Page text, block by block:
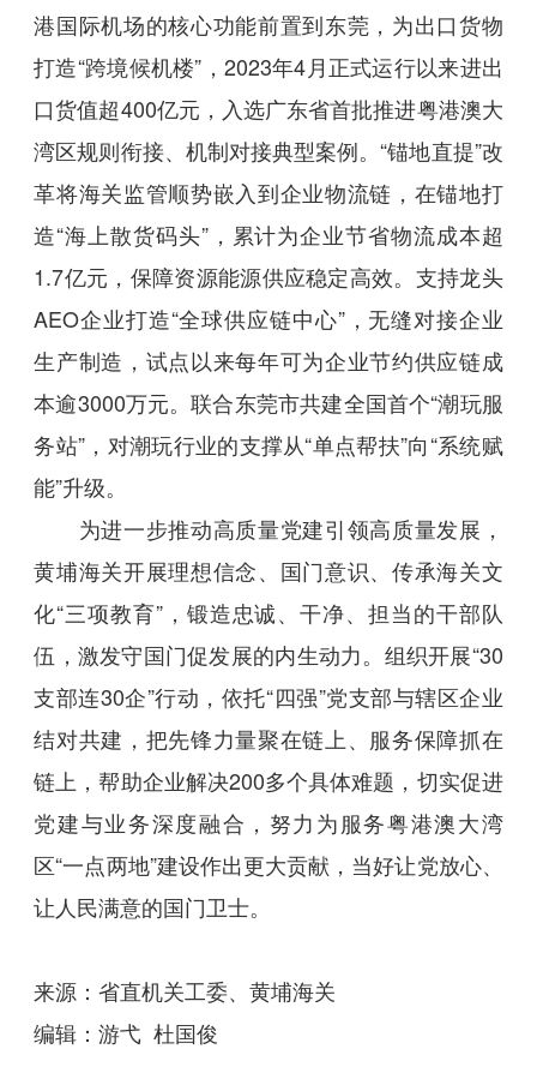
港国际机场的核心功能前置到东莞，为出口货物
打造“跨境候机楼”，2023年4月正式运行以来进出
口货值超400亿元，入选广东省首批推进粤港澳大
湾区规则衔接、机制对接典型案例。“锚地直提”改
革将海关监管顺势嵌入到企业物流链，在锚地打
造“海上散货码头”，累计为企业节省物流成本超
1.7亿元，保障资源能源供应稳定高效。支持龙头
AEO企业打造“全球供应链中心”，无缝对接企业
生产制造，试点以来每年可为企业节约供应链成
本逾3000万元。联合东莞市共建全国首个“潮玩服
务站”，对潮玩行业的支撑从“单点帮扶”向“系统赋
能”升级。
为进一步推动高质量党建引领高质量发展，
黄埔海关开展理想信念、国门意识、传承海关文
化“三项教育”，锻造忠诚、干净、担当的干部队
伍，激发守国门促发展的内生动力。组织开展“30
支部连30企”行动，依托“四强”党支部与辖区企业
结对共建，把先锋力量聚在链上、服务保障抓在
链上，帮助企业解决200多个具体难题，切实促进
党建与业务深度融合，努力为服务粤港澳大湾
区“一点两地”建设作出更大贡献，当好让党放心、
让人民满意的国门卫士。
来源：省直机关工委、黄埔海关
编辑：游弋 杜国俊